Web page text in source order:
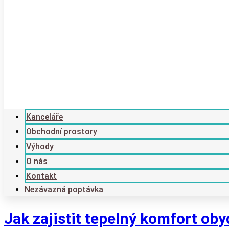
Kanceláře
Obchodní prostory
Výhody
O nás
Kontakt
Nezávazná poptávka
Jak zajistit tepelný komfort